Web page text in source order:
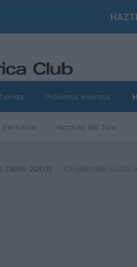
Personal Normas del foro
Próximos eventos
(1996-2003)